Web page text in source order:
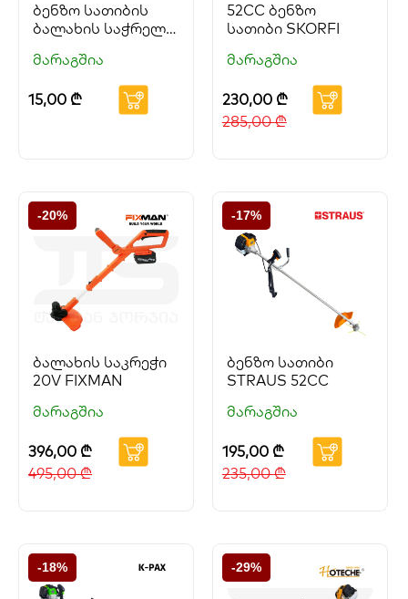
ბენზო სათიბის
ბალახის საჭრელი
მარაგშია
15,00 ₾
52CC ბენზო
სათიბი SKORFI
მარაგშია
230,00 ₾
285,00₾
-20%
ბალახის საკრეჭი
20V FIXMAN
მარაგშია
396,00 ₾
495,00₾
-17%
ბენზო სათიბი
STRAUS 52CC
მარაგშია
195,00 ₾
235,00₾
-18% -29%